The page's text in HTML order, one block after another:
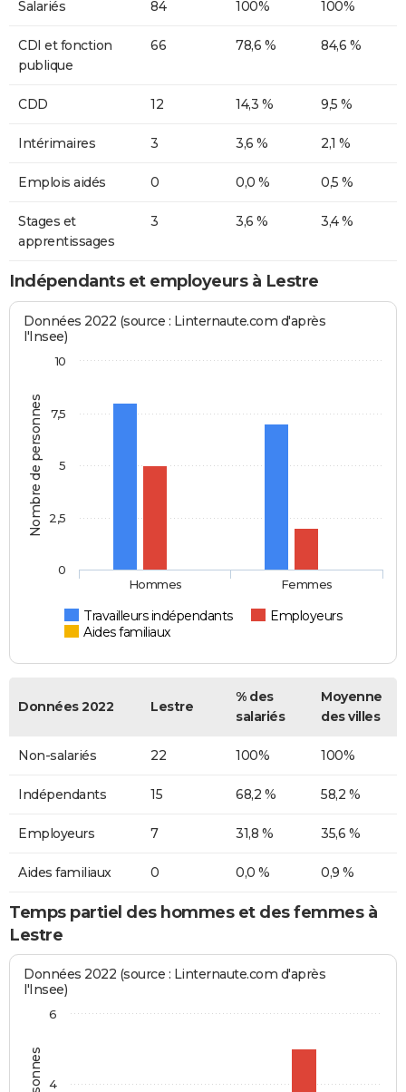
Salariés 84 100% 100%
CDI et fonction
publique
66 78,6 % 84,6 %
CDD 12 14,3 % 9,5 %
Intérimaires 3 3,6 % 2,1 %
Emplois aidés 0 0,0 % 0,5 %
Stages et
apprentissages
3 3,6 % 3,4 %
Indépendants et employeurs à Lestre
Nombre de personnes
Données 2022 (source : Linternaute.com d'après
l'Insee)
Travailleurs indépendants
Employeurs
Aides familiaux
Hommes Femmes
0
2,5
5
7,5
10
Données 2022 Lestre
% des
salariés
Moyenne
des villes
Non-salariés 22 100% 100%
Indépendants 15 68,2 % 58,2 %
Employeurs 7 31,8 % 35,6 %
Aides familiaux 0 0,0 % 0,9 %
Temps partiel des hommes et des femmes à
Lestre
Données 2022 (source : Linternaute.com d'après
l'Insee)
4
6